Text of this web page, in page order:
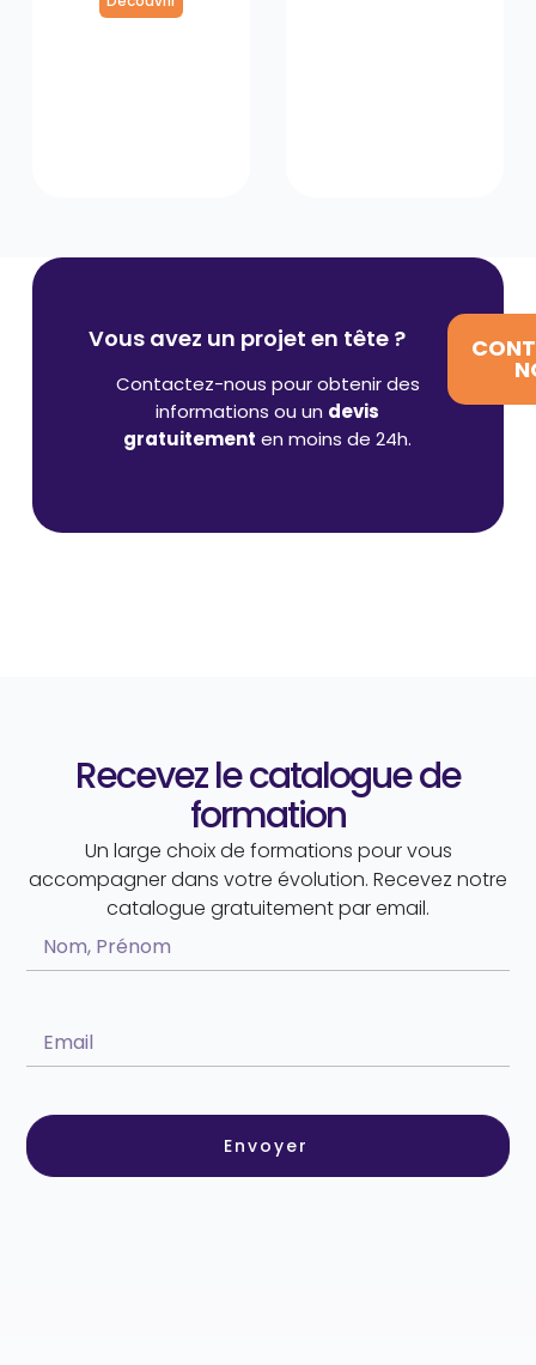
Vous avez un projet en tête ?
Contactez-nous pour obtenir des
informations ou un devis
gratuitement en moins de 24h.
Recevez le catalogue de
formation
Un large choix de formations pour vous
accompagner dans votre évolution. Recevez notre
catalogue gratuitement par email.
Envoyer